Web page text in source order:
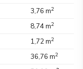
3,76 m2
8,74 m2
1,72 m2
36,76 m2